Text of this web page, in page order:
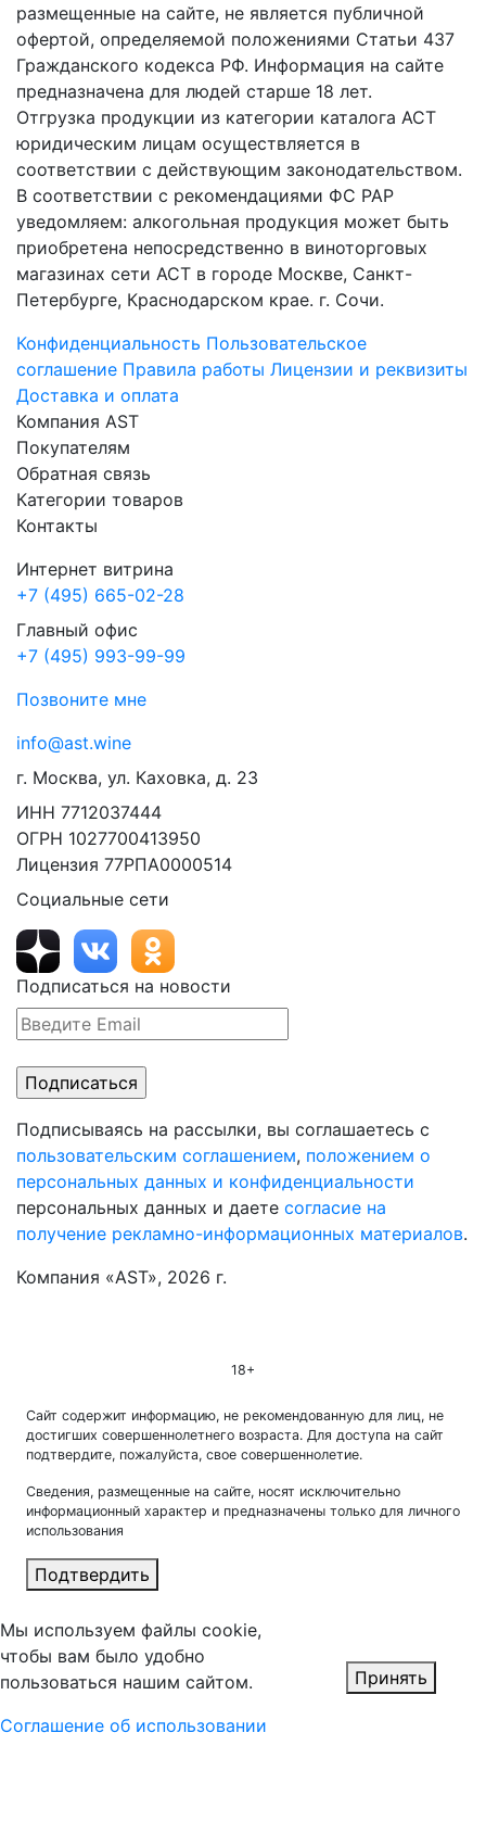
размещенные на сайте, не является публичной
офертой, определяемой положениями Статьи 437
Гражданского кодекса РФ. Информация на сайте
предназначена для людей старше 18 лет.
Отгрузка продукции из категории каталога АСТ
юридическим лицам осуществляется в
соответствии с действующим законодательством.
В соответствии с рекомендациями ФС РАР
уведомляем: алкогольная продукция может быть
приобретена непосредственно в виноторговых
магазинах сети АСТ в городе Москве, Санкт-
Петербурге, Краснодарском крае. г. Сочи.
Конфиденциальность Пользовательское
соглашение Правила работы Лицензии и реквизиты
Доставка и оплата
Компания AST
Покупателям
Обратная связь
Категории товаров
Контакты
Интернет витрина
+7 (495) 665-02-28
Главный офис
+7 (495) 993-99-99
Позвоните мне
info@ast.wine
г. Москва, ул. Каховка, д. 23
ИНН 7712037444
ОГРН 1027700413950
Лицензия 77РПА0000514
Социальные сети
Подписаться на новости
Подписываясь на рассылки, вы соглашаетесь с
пользовательским соглашением, положением о
персональных данных и конфиденциальности
персональных данных и даете согласие на
получение рекламно-информационных материалов.
Компания «AST», 2026 г.
18+
Сайт содержит информацию, не рекомендованную для лиц, не
достигших совершеннолетнего возраста. Для доступа на сайт
подтвердите, пожалуйста, свое совершеннолетие.
Сведения, размещенные на сайте, носят исключительно
информационный характер и предназначены только для личного
использования
Подтвердить
Мы используем файлы cookie,
чтобы вам было удобно
пользоваться нашим сайтом.
Соглашение об использовании
Принять